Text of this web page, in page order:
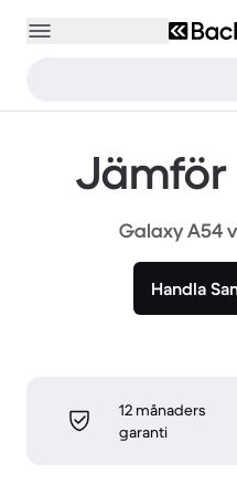
Jämför
Galaxy A54
Handla
12 månaders
garanti